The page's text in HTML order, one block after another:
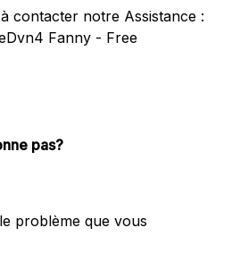
contacter notre Assistance :
Fanny - Free
pas?
problème que vous